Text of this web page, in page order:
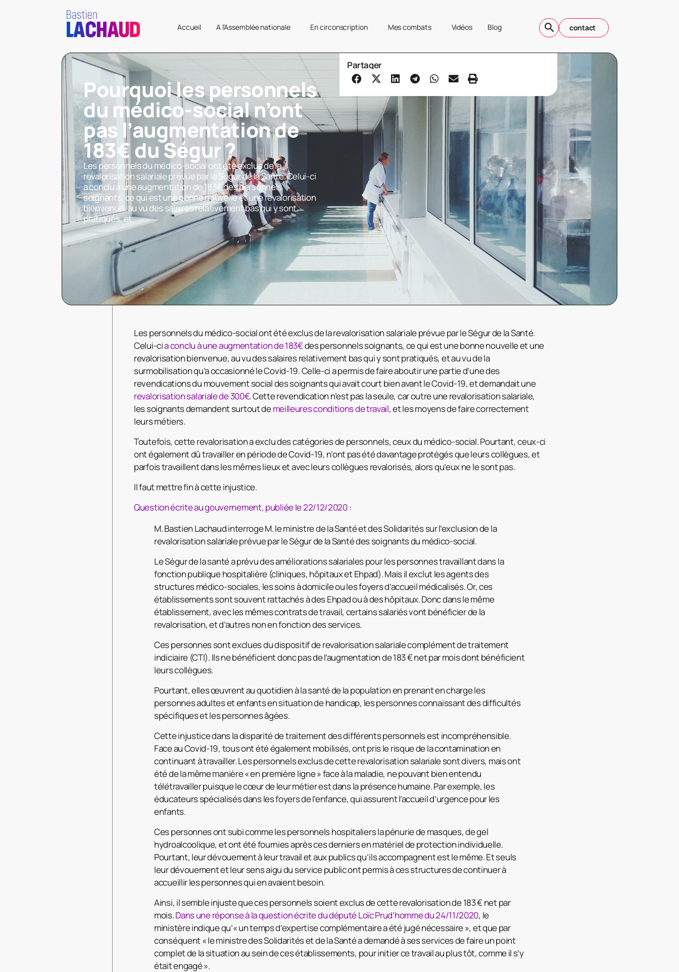
Accueil A l’Assemblée nationale En circonscription Mes combats Vidéos Blog contact
Pourquoi les personnels
du médico-social n’ont
pas l’augmentation de
183€ du Ségur ?
Les personnels du médico-social ont été exclus de la
revalorisation salariale prévue par le Ségur de la Santé. Celui-ci
a conclu à une augmentation de 183€ des personnels
soignants, ce qui est une bonne nouvelle et une revalorisation
bienvenue, au vu des salaires relativement bas qui y sont
pratiqués, et
Partager
Les personnels du médico-social ont été exclus de la revalorisation salariale prévue par le Ségur de la Santé.
Celui-cia conclu à une augmentation de 183€des personnels soignants, ce qui est une bonne nouvelle et une
revalorisation bienvenue, au vu des salaires relativement bas qui y sont pratiqués, et au vu de la
surmobilisation qu’a occasionné le Covid-19. Celle-ci a permis de faire aboutir une partie d’une des
revendications du mouvement social des soignants qui avait court bien avant le Covid-19, et demandait une
revalorisation salariale de 300€. Cette revendication n’est pas la seule, car outre une revalorisation salariale,
les soignants demandent surtout demeilleures conditions de travail, et les moyens de faire correctement
leurs métiers.
Toutefois, cette revalorisation a exclu des catégories de personnels, ceux du médico-social. Pourtant, ceux-ci
ont également dû travailler en période de Covid-19, n’ont pas été davantage protégés que leurs collègues, et
parfois travaillent dans les mêmes lieux et avec leurs collègues revalorisés, alors qu’eux ne le sont pas.
Il faut mettre fin à cette injustice.
Question écrite au gouvernement, publiée le 22/12/2020:
M. Bastien Lachaud interroge M. le ministre de la Santé et des Solidarités sur l’exclusion de la
revalorisation salariale prévue par le Ségur de la Santé des soignants du médico-social.
Le Ségur de la santé a prévu des améliorations salariales pour les personnes travaillant dans la
fonction publique hospitalière (cliniques, hôpitaux et Ehpad). Mais il exclut les agents des
structures médico-sociales, les soins à domicile ou les foyers d’accueil médicalisés. Or, ces
établissements sont souvent rattachés à des Ehpad ou à des hôpitaux. Donc dans le même
établissement, avec les mêmes contrats de travail, certains salariés vont bénéficier de la
revalorisation, et d’autres non en fonction des services.
Ces personnes sont exclues du dispositif de revalorisation salariale complément de traitement
indiciaire (CTI). Ils ne bénéficient donc pas de l’augmentation de 183 € net par mois dont bénéficient
leurs collègues.
Pourtant, elles œuvrent au quotidien à la santé de la population en prenant en charge les
personnes adultes et enfants en situation de handicap, les personnes connaissant des difficultés
spécifiques et les personnes âgées.
Cette injustice dans la disparité de traitement des différents personnels est incompréhensible.
Face au Covid-19, tous ont été également mobilisés, ont pris le risque de la contamination en
continuant à travailler. Les personnels exclus de cette revalorisation salariale sont divers, mais ont
été de la même manière « en première ligne » face à la maladie, ne pouvant bien entendu
télétravailler puisque le cœur de leur métier est dans la présence humaine. Par exemple, les
éducateurs spécialisés dans les foyers de l’enfance, qui assurent l’accueil d’urgence pour les
enfants.
Ces personnes ont subi comme les personnels hospitaliers la pénurie de masques, de gel
hydroalcoolique, et ont été fournies après ces derniers en matériel de protection individuelle.
Pourtant, leur dévouement à leur travail et aux publics qu’ils accompagnent est le même. Et seuls
leur dévouement et leur sens aigu du service public ont permis à ces structures de continuer à
accueillir les personnes qui en avaient besoin.
Ainsi, il semble injuste que ces personnels soient exclus de cette revalorisation de 183 € net par
mois.Dans une réponse à la question écrite du député Loïc Prud’homme du 24/11/2020, le
ministère indique qu’« un temps d’expertise complémentaire a été jugé nécessaire », et que par
conséquent « le ministre des Solidarités et de la Santé a demandé à ses services de faire un point
complet de la situation au sein de ces établissements, pour initier ce travail au plus tôt, comme il s’y
était engagé ».